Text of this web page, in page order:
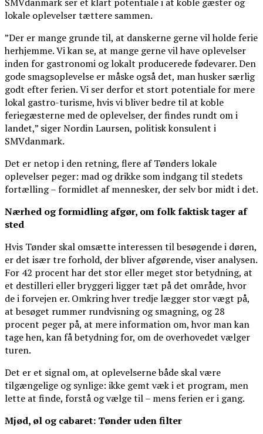
lokale oplevelser tættere sammen.
”Der er mange grunde til, at danskerne gerne vil holde ferie
herhjemme. Vi kan se, at mange gerne vil have oplevelser
inden for gastronomi og lokalt producerede fødevarer. Den
gode smagsoplevelse er måske også det, man husker særlig
godt efter ferien. Vi ser derfor et stort potentiale for mere
lokal gastro-turisme, hvis vi bliver bedre til at koble
feriegæsterne med de oplevelser, der findes rundt om i
landet,” siger Nordin Laursen, politisk konsulent i
SMVdanmark.
Det er netop i den retning, flere af Tønders lokale
oplevelser peger: mad og drikke som indgang til stedets
fortælling – formidlet af mennesker, der selv bor midt i det.
Nærhed og formidling afgør, om folk faktisk tager af
sted
Hvis Tønder skal omsætte interessen til besøgende i døren,
er det især tre forhold, der bliver afgørende, viser analysen.
For 42 procent har det stor eller meget stor betydning, at
et destilleri eller bryggeri ligger tæt på det område, hvor
de i forvejen er. Omkring hver tredje lægger stor vægt på,
at besøget rummer rundvisning og smagning, og 28
procent peger på, at mere information om, hvor man kan
tage hen, kan få betydning for, om de overhovedet vælger
turen.
Det er et signal om, at oplevelserne både skal være
tilgængelige og synlige: ikke gemt væk i et program, men
lette at finde, forstå og vælge til – mens ferien er i gang.
Mjød, øl og cabaret: Tønder uden filter